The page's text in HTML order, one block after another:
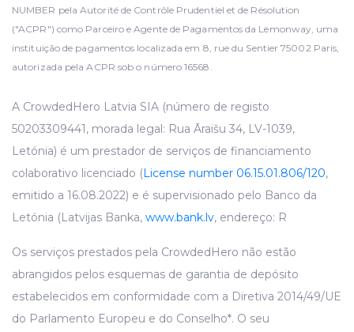
NUMBER pela Autorité de Contrôle Prudentiel et de Résolution
("ACPR") como Parceiro e Agente de Pagamentos da Lemonway, uma
instituição de pagamentos localizada em 8, rue du Sentier 75002 Paris,
autorizada pela ACPR sob o número 16568.
A CrowdedHero Latvia SIA (número de registo
50203309441, morada legal: Rua Āraišu 34, LV-1039,
Letónia) é um prestador de serviços de financiamento
colaborativo licenciado (License number 06.15.01.806/120,
emitido a 16.08.2022) e é supervisionado pelo Banco da
Letónia (Latvijas Banka, www.bank.lv, endereço: R
Os serviços prestados pela CrowdedHero não estão
abrangidos pelos esquemas de garantia de depósito
estabelecidos em conformidade com a Diretiva 2014/49/UE
do Parlamento Europeu e do Conselho*. O seu